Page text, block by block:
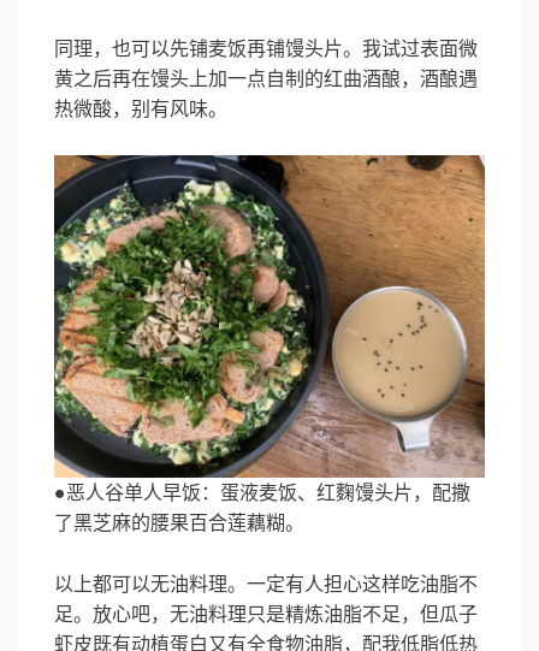
同理，也可以先铺麦饭再铺馒头片。我试过表面微
黄之后再在馒头上加一点自制的红曲酒酿，酒酿遇
热微酸，别有风味。
●恶人谷单人早饭：蛋液麦饭、红麴馒头片，配撒
了黑芝麻的腰果百合莲藕糊。
以上都可以无油料理。一定有人担心这样吃油脂不
足。放心吧，无油料理只是精炼油脂不足，但瓜子
虾皮既有动植蛋白又有全食物油脂，配我低脂低热